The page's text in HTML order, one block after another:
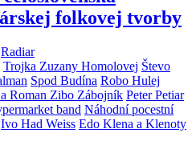
folkovej tvorby
Radiar
Trojka Zuzany Homolovej Števo
Spod Budína Robo Hulej
Roman Zibo Zábojník Peter Petiar
band Náhodní pocestní
Ivo Had Weiss Edo Klena a Klenoty